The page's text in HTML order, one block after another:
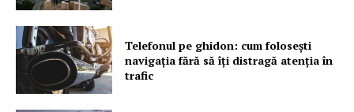
Telefonul pe ghidon: cum folosești
navigația fără să îți distragă atenția în
trafic